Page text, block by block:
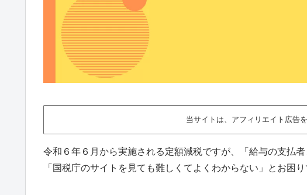
当サイトは、アフィリエイト広告
令和６年６月から実施される定額減税ですが、「給与の支払
「国税庁のサイトを見ても難しくてよくわからない」とお困り